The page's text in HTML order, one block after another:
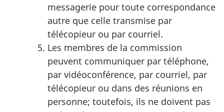
messagerie pour toute correspondance
autre que celle transmise par
télécopieur ou par courriel.
Les membres de la commission
peuvent communiquer par téléphone,
par vidéoconférence, par courriel, par
télécopieur ou dans des réunions en
personne; toutefois, ils ne doivent pas